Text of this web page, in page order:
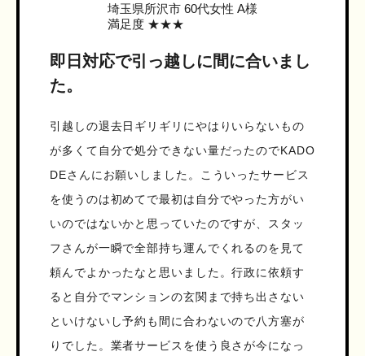
埼玉県所沢市 60代女性 A様
満足度 ★★★
即日対応で引っ越しに間に合いまし
た。
引越しの退去日ギリギリにやはりいらないもの
が多くて自分で処分できない量だったのでKADO
DEさんにお願いしました。こういったサービス
を使うのは初めてで最初は自分でやった方がい
いのではないかと思っていたのですが、スタッ
フさんが一瞬で全部持ち運んでくれるのを見て
頼んでよかったなと思いました。行政に依頼す
ると自分でマンションの玄関まで持ち出さない
といけないし予約も間に合わないので八方塞が
りでした。業者サービスを使う良さが今になっ